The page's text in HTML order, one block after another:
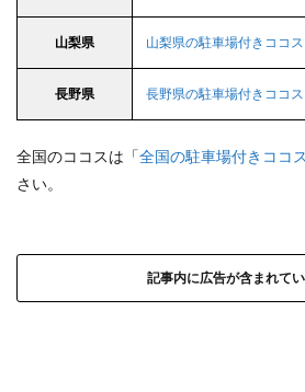
山梨県 山梨県の駐車場付きココス
長野県 長野県の駐車場付きココス
全国のココスは「全国の駐車場付きココ
さい。
記事内に広告が含まれてい